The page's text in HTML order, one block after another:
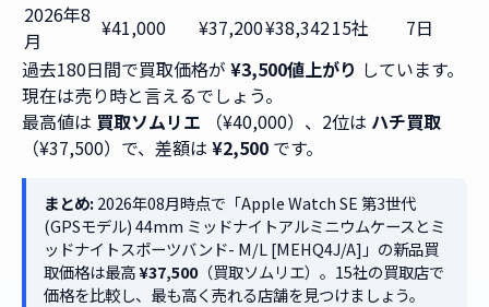
2026年8
月
¥41,000 ¥37,200¥38,34215社
7日
過去180日間で買取価格が ¥3,500値上がり しています。
現在は売り時と言えるでしょう。
最高値は 買取ソムリエ （¥40,000）、2位は ハチ買取
（¥37,500）で、差額は ¥2,500 です。
まとめ:2026年08月時点で「Apple Watch SE 第3世代
(GPSモデル) 44mm ミッドナイトアルミニウムケースとミ
ッドナイトスポーツバンド- M/L [MEHQ4J/A]」の新品買
取価格は最高¥37,500（買取ソムリエ）。15社の買取店で
価格を比較し、最も高く売れる店舗を見つけましょう。